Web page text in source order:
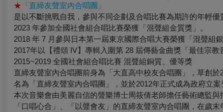
★ 「直締友聲室內合唱團」
是以不斷挑戰自我，參與不同企劃及合唱比賽為期許的年輕優
2023 年參加全國社會組合唱比賽榮獲「混聲組金質獎」。
2018 年 7 月參與日本第一屆東京國際合唱大賽榮獲「混聲組銀
2017年以【禮頌 IV】專輯入圍第 28 屆傳藝金曲獎「最佳宗教
2015~2019 全國社會組合唱比賽 混聲組銅質、優等獎
直締友聲室內合唱團前身為「大直高中校友合唱團」，草創
名為「直締友聲室內合唱團」，並於2012年正式成為政府立案
本次音樂會由美麗自信的聲樂博士周筱倩老師擔任藝術總監
「口唱心合」、「以聲會友」的直締友聲室內合唱團，在歲